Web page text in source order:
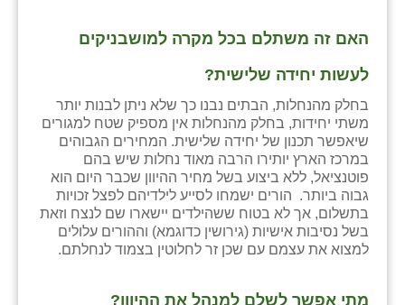
האם זה משתלם בכל מקרה למושבניקים
לעשות יחידה שלישית?
בחלק מהנחלות, הבתים נבנו כך שלא ניתן לבנות יותר
משתי יחידות, בחלק מהנחלות אין מספיק שטח למגורים
שיאפשר תכנון של יחידה שלישית. המחירים הגבוהים
במרכז הארץ יותירו הרבה מאוד נחלות שיש בהם
פוטנציאל, ללא ביצוע בשל מחיר ההיוון שכבר היום הוא
גבוה ביותר. הורים ישמחו לסייע לילדיהם לפצל זכויות
בתשלום, אך לא בטוח ששהילדים יישארו שם לנצח וזאת
בשל נסיבות אישיות (גירושין כדוגמא) וההורים עלולים
למצוא את עצמם עם שכן זר לחלוטין בצמוד לנחלתם.
מתי אפשר לשלם למנהל את ההיוון?